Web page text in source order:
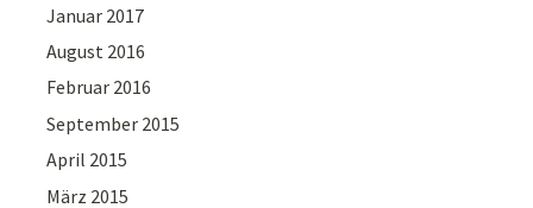
Januar 2017
August 2016
Februar 2016
September 2015
April 2015
März 2015